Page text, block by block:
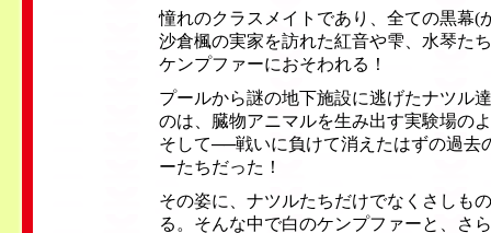
憧れのクラスメイトであり、全ての黒幕(
沙倉楓の実家を訪れた紅音や雫、水琴た
ケンプファーにおそわれる！
プールから謎の地下施設に逃げたナツル
のは、臓物アニマルを生み出す実験場の
そして──戦いに負けて消えたはずの過去
ーたちだった！
その姿に、ナツルたちだけでなくさしも
る。そんな中で白のケンプファーと、さ